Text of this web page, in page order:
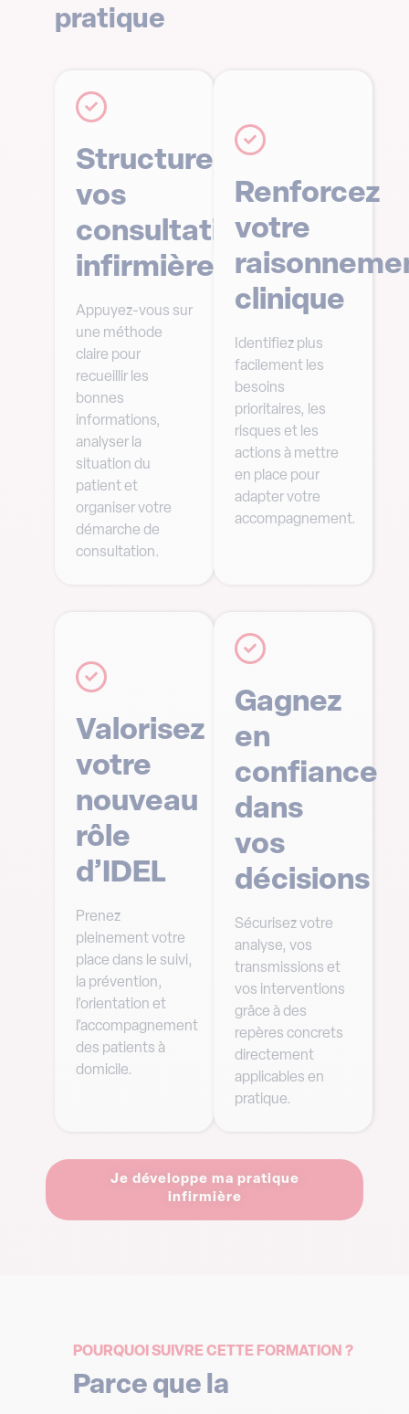
pratique
Structurez
vos
consultations
infirmières
Appuyez-vous sur
une méthode
claire pour
recueillir les
bonnes
informations,
analyser la
situation du
patient et
organiser votre
démarche de
consultation.
Renforcez
votre
clinique
Identifiez plus
facilement les
besoins
prioritaires, les
risques et les
actions à mettre
en place pour
adapter votre
accompagnement.
Valorisez
votre
nouveau
rôle
d’IDEL
Prenez
pleinement votre
place dans le suivi,
la prévention,
l’orientation et
l’accompagnement
des patients à
domicile.
Gagnez
en
confiance
dans
vos
décisions
Sécurisez votre
analyse, vos
transmissions et
vos interventions
grâce à des
repères concrets
directement
applicables en
pratique.
Je développe ma pratique
infirmière
POURQUOI SUIVRE CETTE FORMATION ?
Parce que la